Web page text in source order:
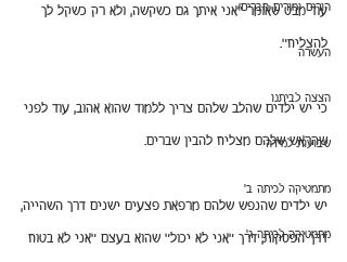
הורים ומורים חברים!
העשרה
הצצה לביתנו
שבועות למידה
מתמטיקה לכיתה ב'
מתמטיקה לכיתה ג'
עוד מבט שאומר "אני איתך גם כשקשה, ולא רק כשקל לך
להצליח".
כי יש ילדים שהלב שלהם צריך ללמוד שהוא אהוב, עוד לפני
שהראש שלהם מצליח להבין שברים.
יש ילדים שהנפש שלהם מרפאת פצעים ישנים דרך השהייה,
דרך הפסקות, דרך "אני לא יכול" שהוא בעצם "אני לא בטוח